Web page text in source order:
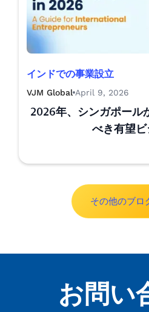
インドでの事業設立
VJM Global April 9, 2026
2026年、シンガポール
べき有望
その他のブロ
お問い